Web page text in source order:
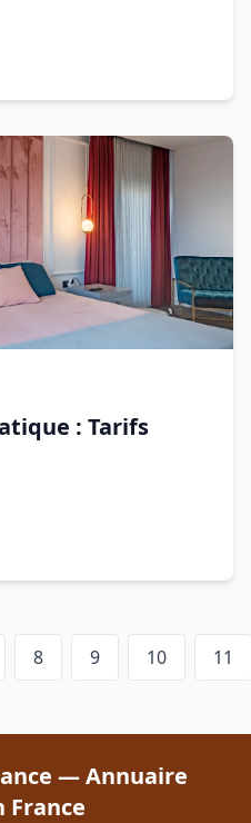
: Tarifs
8 9 10 11
— Annuaire
France